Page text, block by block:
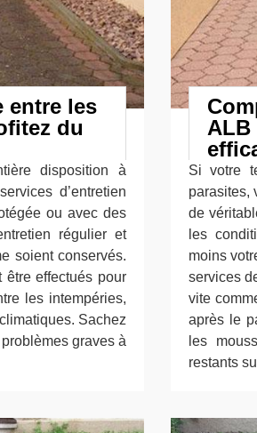
entre les
du
disposition à
d’entretien
ou avec des
régulier et
soient conservés.
être effectués pour
les intempéries,
Sachez
graves à
ALB
Si votre
parasites,
de
les
moins
services
vite
après le
les
restants